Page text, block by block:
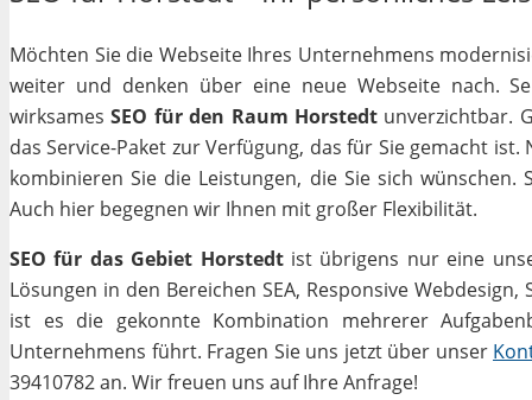
Möchten Sie die Webseite Ihres Unternehmens
weiter und denken über eine neue Webseite nach.
wirksamesSEO für den Raum Horstedt unverzichtbar.
das Service-Paket zur Verfügung, das für Sie gemacht
kombinieren Sie die Leistungen, die Sie sich wünschen.
Auch hier begegnen wir Ihnen mit großer Flexibilität.
SEO für das Gebiet Horstedtist übrigens nur eine
Lösungen in den Bereichen SEA, Responsive
ist es die gekonnte Kombination mehrerer
Unternehmens führt. Fragen Sie uns jetzt über unser
39410782 an. Wir freuen uns auf Ihre Anfrage!